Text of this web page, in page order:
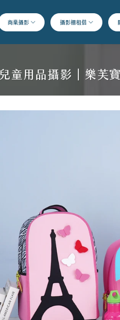
商業攝影 攝影棚租借
兒童用品攝影｜樂芙